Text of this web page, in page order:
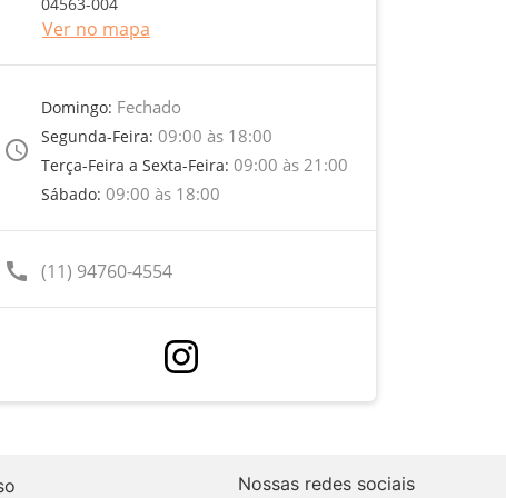
Ver no mapa
access_time
Domingo: Fechado
Segunda-Feira: 09:00 às 18:00
Terça-Feira a Sexta-Feira: 09:00 às 21:00
Sábado: 09:00 às 18:00
call (11) 94760-4554
Nossas redes sociais